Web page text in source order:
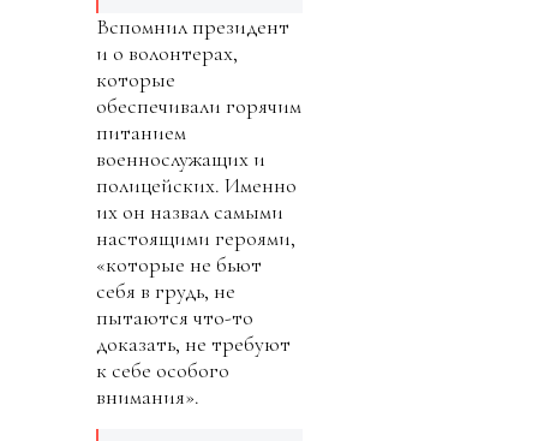
Вспомнил президент
и о волонтерах,
которые
обеспечивали горячим
питанием
военнослужащих и
полицейских. Именно
их он назвал самыми
настоящими героями,
«которые не бьют
себя в грудь, не
пытаются что-то
доказать, не требуют
к себе особого
внимания».